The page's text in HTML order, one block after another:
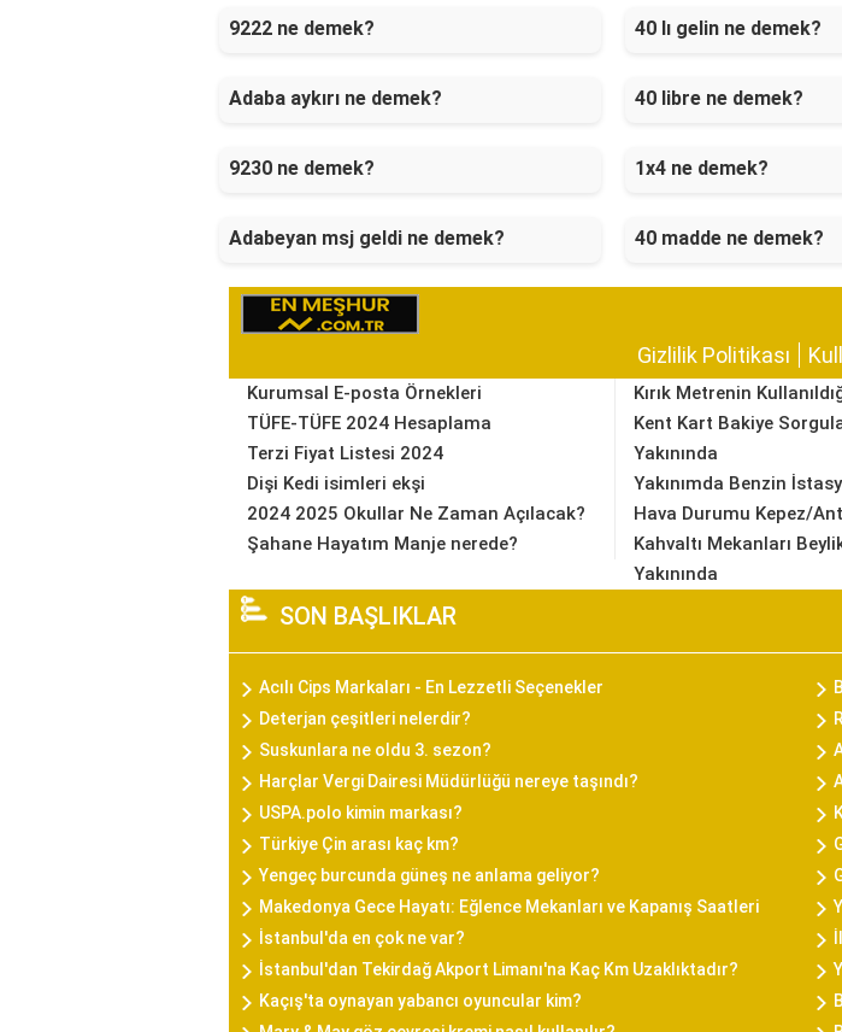
9222 ne demek? 40 lı gelin ne demek?
Adaba aykırı ne demek? 40 libre ne demek?
9230 ne demek? 1x4 ne demek?
Adabeyan msj geldi ne demek? 40 madde ne demek?
Gizlilik Politikası
Kurumsal E-posta Örnekleri
TÜFE-TÜFE 2024 Hesaplama
Terzi Fiyat Listesi 2024
Dişi Kedi isimleri ekşi
2024 2025 Okullar Ne Zaman Açılacak?
Şahane Hayatım Manje nerede?
Kırık Metrenin
Kent Kart Bakiye
Yakınında
Yakınımda Benzin
Hava Durumu Kepez/
Kahvaltı Mekanları
Yakınında
SON BAŞLIKLAR
Acılı Cips Markaları - En Lezzetli Seçenekler
Deterjan çeşitleri nelerdir?
Suskunlara ne oldu 3. sezon?
Harçlar Vergi Dairesi Müdürlüğü nereye taşındı?
USPA.polo kimin markası?
Türkiye Çin arası kaç km?
Yengeç burcunda güneş ne anlama geliyor?
Makedonya Gece Hayatı: Eğlence Mekanları ve Kapanış Saatleri
İstanbul'da en çok ne var?
İstanbul'dan Tekirdağ Akport Limanı'na Kaç Km Uzaklıktadır?
Kaçış'ta oynayan yabancı oyuncular kim?